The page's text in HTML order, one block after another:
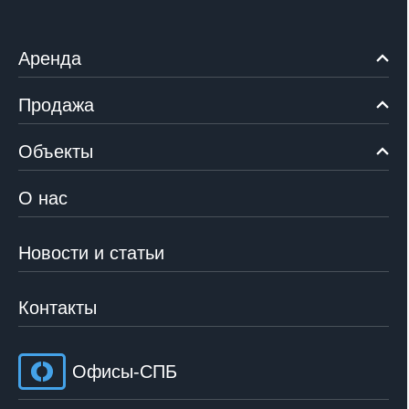
Аренда
Продажа
Объекты
О нас
Новости и статьи
Контакты
Офисы-СПБ